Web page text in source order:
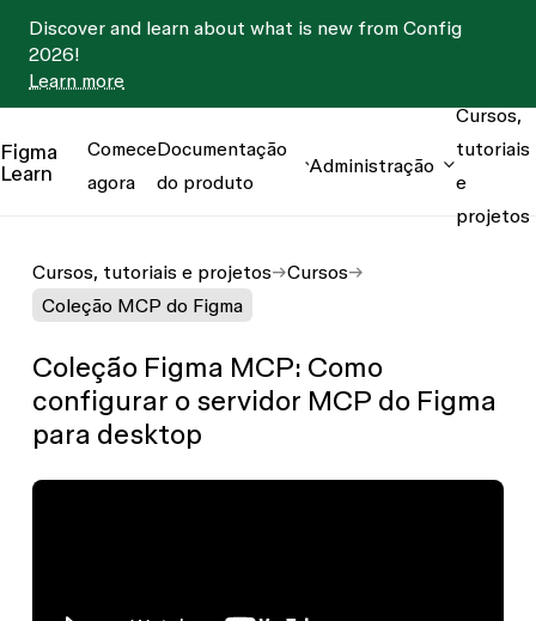
Discover and learn about what is new from Config
2026!
Learn more
Figma
Learn
Comece
agora
Documentação
do produto
Administração
Cursos,
tutoriais
e
projetos
Cursos, tutoriais e projetos
Cursos
Coleção MCP do Figma
Coleção Figma MCP: Como
configurar o servidor MCP do Figma
para desktop